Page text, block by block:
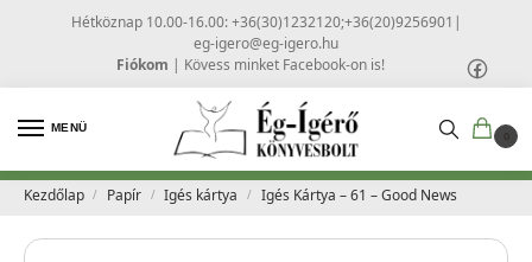
Hétköznap 10.00-16.00: +36(30)1232120;+36(20)9256901 |
eg-igero@eg-igero.hu
Fiókom | Kövess minket Facebook-on is!
MENÜ
0
Kezdőlap / Papír / Igés kártya / Igés Kártya – 61 – Good News